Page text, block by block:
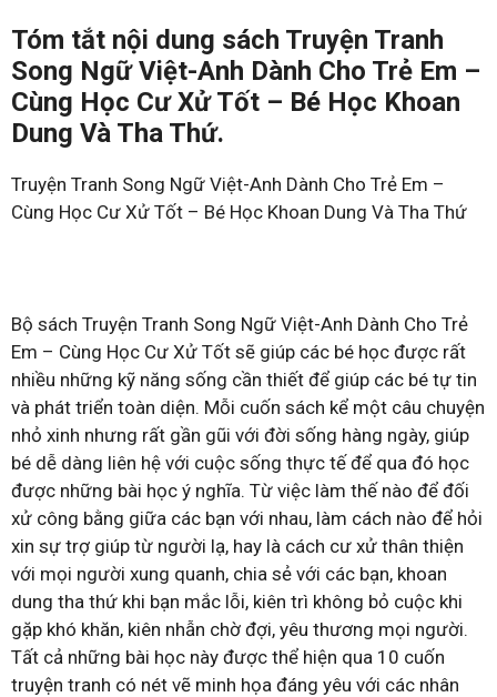
Tóm tắt nội dung sách Truyện Tranh
Song Ngữ Việt-Anh Dành Cho Trẻ Em –
Cùng Học Cư Xử Tốt – Bé Học Khoan
Dung Và Tha Thứ.
Truyện Tranh Song Ngữ Việt-Anh Dành Cho Trẻ Em –
Cùng Học Cư Xử Tốt – Bé Học Khoan Dung Và Tha Thứ
Bộ sách Truyện Tranh Song Ngữ Việt-Anh Dành Cho Trẻ
Em – Cùng Học Cư Xử Tốt sẽ giúp các bé học được rất
nhiều những kỹ năng sống cần thiết để giúp các bé tự tin
và phát triển toàn diện. Mỗi cuốn sách kể một câu chuyện
nhỏ xinh nhưng rất gần gũi với đời sống hàng ngày, giúp
bé dễ dàng liên hệ với cuộc sống thực tế để qua đó học
được những bài học ý nghĩa. Từ việc làm thế nào để đối
xử công bằng giữa các bạn với nhau, làm cách nào để hỏi
xin sự trợ giúp từ người lạ, hay là cách cư xử thân thiện
với mọi người xung quanh, chia sẻ với các bạn, khoan
dung tha thứ khi bạn mắc lỗi, kiên trì không bỏ cuộc khi
gặp khó khăn, kiên nhẫn chờ đợi, yêu thương mọi người.
Tất cả những bài học này được thể hiện qua 10 cuốn
truyện tranh có nét vẽ minh họa đáng yêu với các nhân